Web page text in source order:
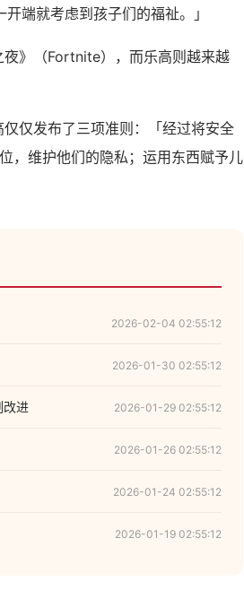
端就考虑到孩子们的福祉。」
》（Fortnite），而乐高则越来越
仅发布了三项准则：「经过将安全
，维护他们的隐私；运用东西赋予儿
2026-02-04 02:55:12
2026-01-30 02:55:12
改进 2026-01-29 02:55:12
2026-01-26 02:55:12
2026-01-24 02:55:12
2026-01-19 02:55:12